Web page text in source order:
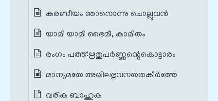
കരണീയം ഞാനൊന്നു ചൊല്ലുവൻ
യാമി യാമി ഭൈമീ, കാമിതം
രംഗം പത്ത്‌:ഋതുപർണ്ണന്റെകൊട്ടാരം
മാന്യമതേ അഖിലഭുവനതതകീർത്തേ
വരിക ബാഹുക